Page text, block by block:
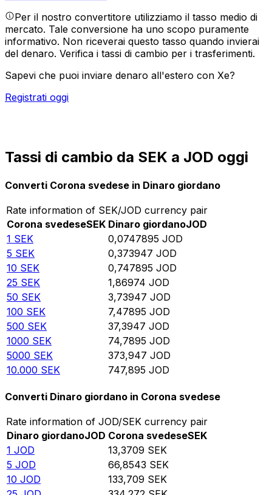
Per il nostro convertitore utilizziamo il tasso medio di
mercato. Tale conversione ha uno scopo puramente
informativo. Non riceverai questo tasso quando invierai
del denaro. Verifica i tassi di cambio per i trasferimenti.
Sapevi che puoi inviare denaro all'estero con Xe?
Registrati oggi
Tassi di cambio da SEK a JOD oggi
Converti Corona svedese in Dinaro giordano
Rate information of SEK/JOD currency pair
Corona svedeseSEK Dinaro giordanoJOD
1 SEK 0,0747895 JOD
5 SEK 0,373947 JOD
10 SEK 0,747895 JOD
25 SEK 1,86974 JOD
50 SEK 3,73947 JOD
100 SEK 7,47895 JOD
500 SEK 37,3947 JOD
1000 SEK 74,7895 JOD
5000 SEK 373,947 JOD
10.000 SEK 747,895 JOD
Converti Dinaro giordano in Corona svedese
Rate information of JOD/SEK currency pair
Dinaro giordanoJOD Corona svedeseSEK
1 JOD 13,3709 SEK
5 JOD 66,8543 SEK
10 JOD 133,709 SEK